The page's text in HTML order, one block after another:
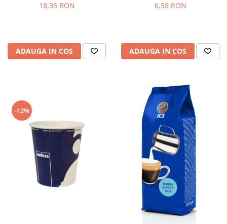
18,35 RON
ADAUGA IN COS
6,58 RON
ADAUGA IN COS
-12%